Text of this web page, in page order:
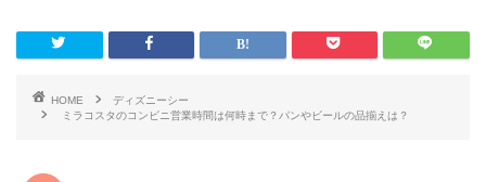
HOME
ディズニーシー
ミラコスタのコンビニ営業時間は何時まで？パンやビールの品揃えは？